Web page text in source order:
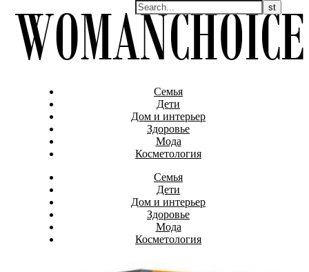
Семья
Дети
Дом и интерьер
Здоровье
Мода
Косметология
Семья
Дети
Дом и интерьер
Здоровье
Мода
Косметология